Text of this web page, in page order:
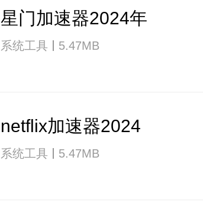
星门加速器2024年
系统工具 5.47MB
netflix加速器2024
系统工具 5.47MB